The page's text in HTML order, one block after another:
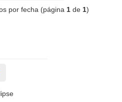
por fecha (página 1de 1)